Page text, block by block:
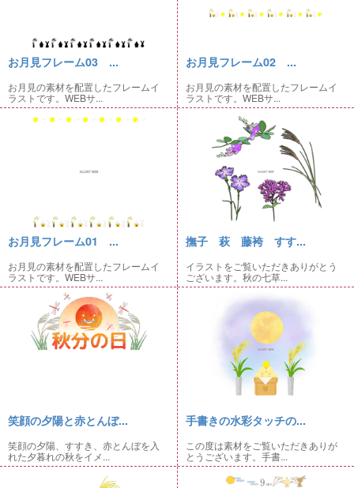
お月見フレーム03 ...
お月見の素材を配置したフレームイ
ラストです。WEBサ...
お月見フレーム02 ...
お月見の素材を配置したフレームイ
ラストです。WEBサ...
お月見フレーム01 ...
お月見の素材を配置したフレームイ
ラストです。WEBサ...
撫子 萩 藤袴 すす...
イラストをご覧いただきありがとう
ございます。秋の七草...
笑顔の夕陽と赤とんぼ...
笑顔の夕陽、すすき、赤とんぼを入
れた夕暮れの秋をイメ...
手書きの水彩タッチの...
この度は素材をご覧いただきありが
とうございます。手書...